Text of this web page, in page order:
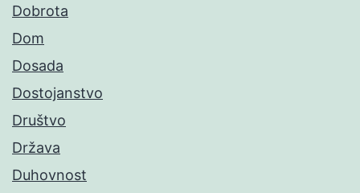
Dobrota
Dom
Dosada
Dostojanstvo
Društvo
Država
Duhovnost